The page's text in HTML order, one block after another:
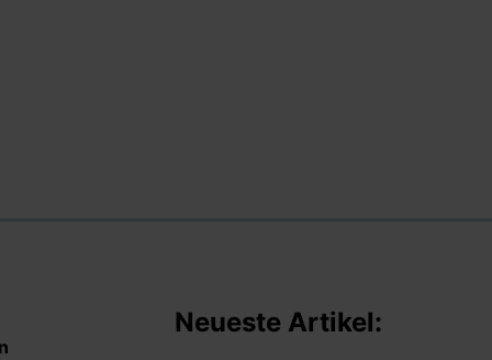
Neueste Artikel: